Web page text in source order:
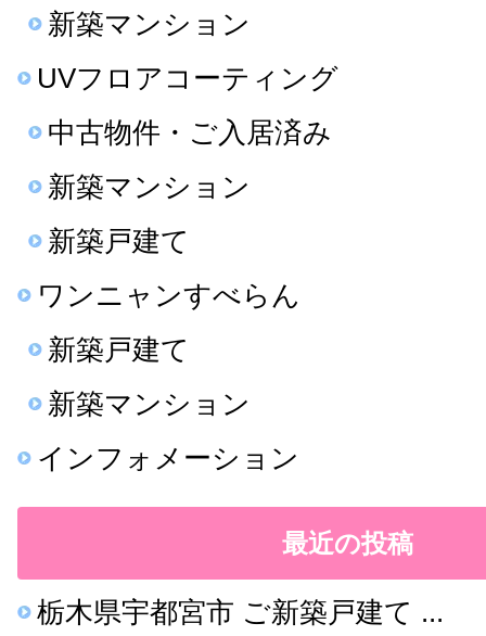
新築マンション
UVフロアコーティング
中古物件・ご入居済み
新築マンション
新築戸建て
ワンニャンすべらん
新築戸建て
新築マンション
インフォメーション
最近の投稿
栃木県宇都宮市 ご新築戸建て ...